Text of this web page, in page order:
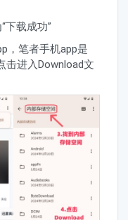
下载成功”
，笔者手机app是
击进入Download文